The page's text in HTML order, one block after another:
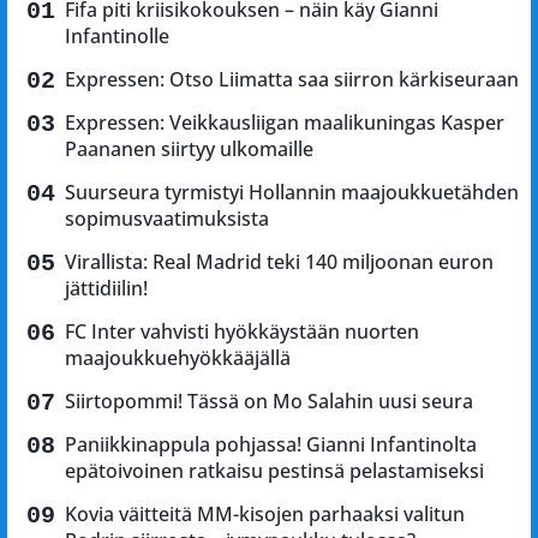
Fifa piti kriisikokouksen – näin käy Gianni
Infantinolle
Expressen: Otso Liimatta saa siirron kärkiseuraan
Expressen: Veikkausliigan maalikuningas Kasper
Paananen siirtyy ulkomaille
Suurseura tyrmistyi Hollannin maajoukkuetähden
sopimusvaatimuksista
Virallista: Real Madrid teki 140 miljoonan euron
jättidiilin!
FC Inter vahvisti hyökkäystään nuorten
maajoukkuehyökkääjällä
Siirtopommi! Tässä on Mo Salahin uusi seura
Paniikkinappula pohjassa! Gianni Infantinolta
epätoivoinen ratkaisu pestinsä pelastamiseksi
Kovia väitteitä MM-kisojen parhaaksi valitun